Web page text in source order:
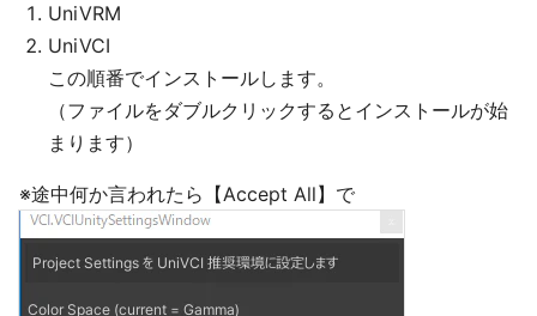
UniVRM
UniVCI
この順番でインストールします。
（ファイルをダブルクリックするとインストールが始
まります）
※途中何か言われたら【Accept All】で